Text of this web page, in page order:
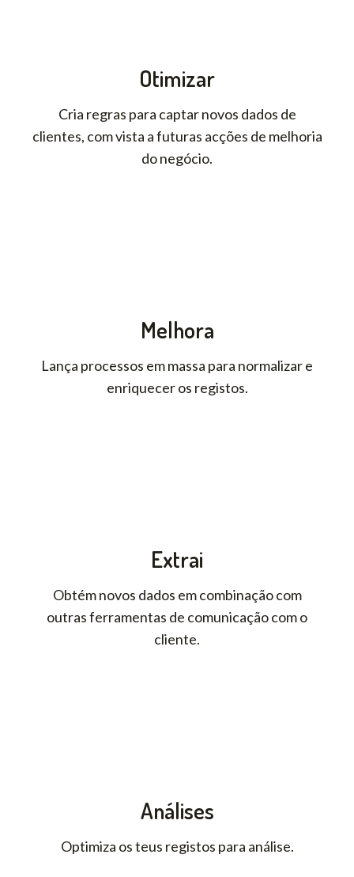
Otimizar
Cria regras para captar novos dados de
clientes, com vista a futuras acções de melhoria
do negócio.
Melhora
Lança processos em massa para normalizar e
enriquecer os registos.
Extrai
Obtém novos dados em combinação com
outras ferramentas de comunicação com o
cliente.
Análises
Optimiza os teus registos para análise.